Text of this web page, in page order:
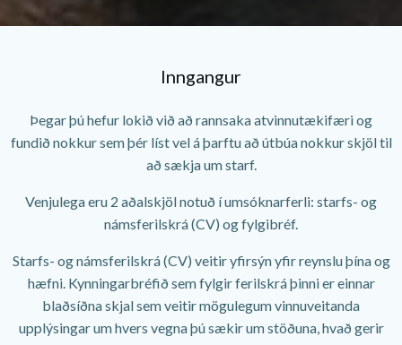
Inngangur
Þegar þú hefur lokið við að rannsaka atvinnutækifæri og
fundið nokkur sem þér líst vel á þarftu að útbúa nokkur skjöl til
að sækja um starf.
Venjulega eru 2 aðalskjöl notuð í umsóknarferli: starfs- og
námsferilskrá (CV) og fylgibréf.
Starfs- og námsferilskrá (CV) veitir yfirsýn yfir reynslu þína og
hæfni. Kynningarbréfið sem fylgir ferilskrá þinni er einnar
blaðsíðna skjal sem veitir mögulegum vinnuveitanda
upplýsingar um hvers vegna þú sækir um stöðuna, hvað gerir